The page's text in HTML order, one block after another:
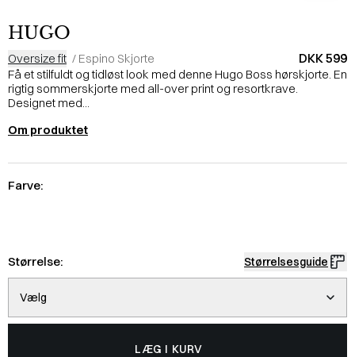
HUGO
Oversize fit / Espino Skjorte DKK 599
Få et stilfuldt og tidløst look med denne Hugo Boss hørskjorte. En
rigtig sommerskjorte med all-over print og resortkrave.
Designet med...
Om produktet
Farve:
Størrelse: Størrelsesguide
Vælg
LÆG I KURV